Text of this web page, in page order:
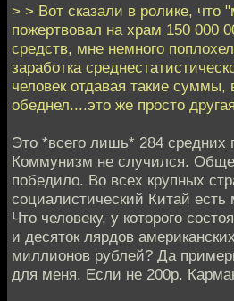
> > Вот сказали в ролике, что
пожертвовал на храм 150
средств, мне немного
заработка
человек отдавая такие
обеднел....это же просто
Это *всего лишь* 284 средних
Коммунизм не случился.
победило. Во всех крупных
социалистический Китай
Что человеку, у которого
и десяток лярдов
миллионов рублей? Да
для меня. Если не 200р.